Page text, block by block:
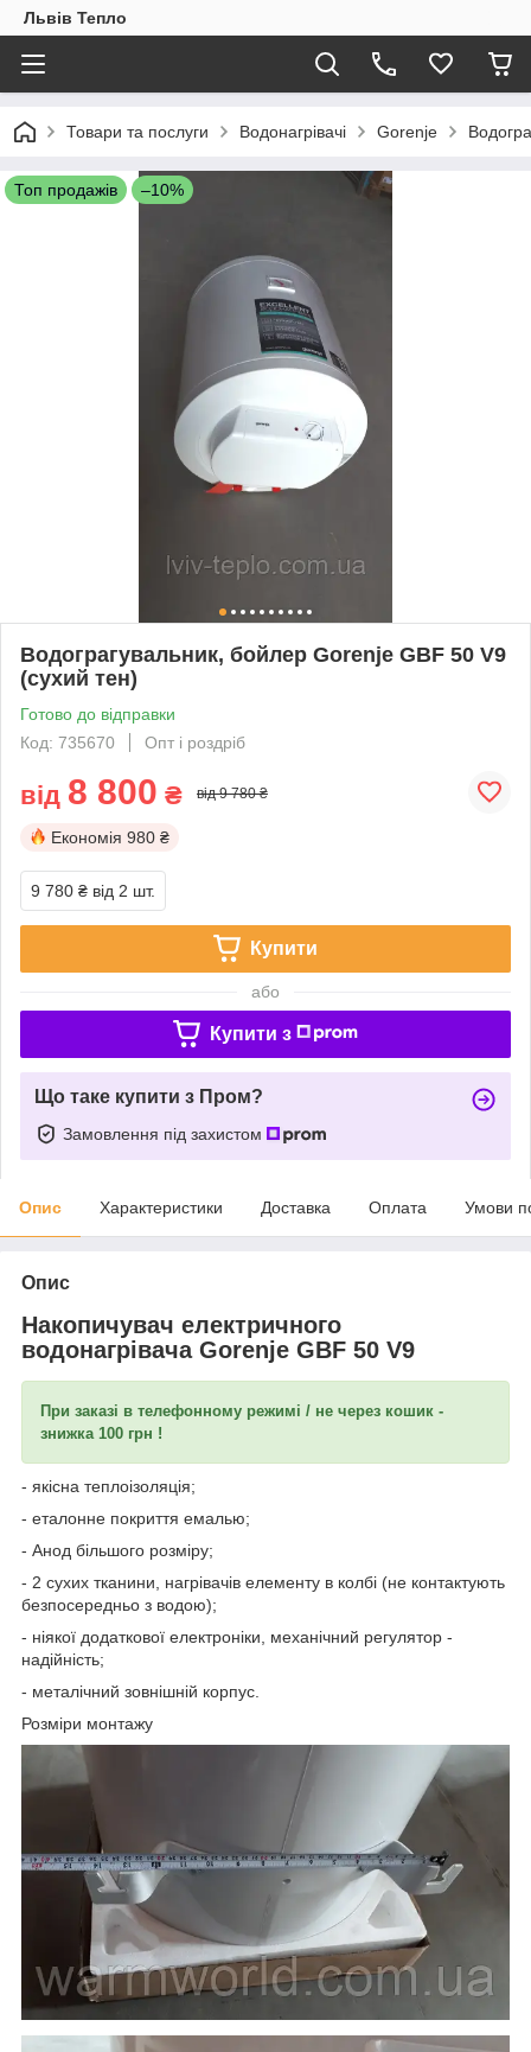
Львів Тепло
Товари та послуги Водонагрівачі Gorenje
Топ продажів –10%
Водограгувальник, бойлер Gorenje GBF 50 V9
(сухий тен)
Готово до відправки
Код: 735670
Опт і роздріб
від 8 800 ₴ від 9 780 ₴
Економія 980 ₴
9 780 ₴ від 2 шт.
Купити
або
Купити з
Що таке купити з Пром?
Замовлення під захистом
Опис Характеристики Доставка Оплата Умови
Опис
Накопичувач електричного
водонагрівача Gorenje GBF 50 V9
При заказі в телефонному режимі / не через кошик -
знижка 100 грн !
- якісна теплоізоляція;
- еталонне покриття емалью;
- Анод більшого розміру;
- 2 сухих тканини, нагрівачів елементу в колбі (не контактують
безпосередньо з водою);
- ніякої додаткової електроніки, механічний регулятор -
надійність;
- металічний зовнішній корпус.
Розміри монтажу